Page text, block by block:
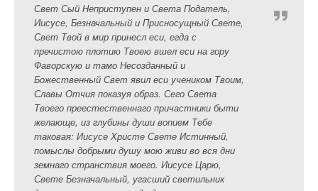
Свет Сый Неприступен и Света Податель,
Иисусе, Безначальный и Присносущный Свете,
Свет Твой в мир принесл еси, егда с
пречистою плотию Твоею вшел еси на гору
Фаворскую и тамо Несозданный и
Божественный Свет явил еси учеником Твоим,
Славы Отчия показуя образ. Сего Света
Твоего преестественнаго причастники быти
желающе, из глубины души вопием Тебе
таковая: Иисусе Христе Свете Истинный,
помыслы добрыми душу мою живи во вся дни
земнаго странствия моего. Иисусе Царю,
Свете Безначальный, угасший светильник